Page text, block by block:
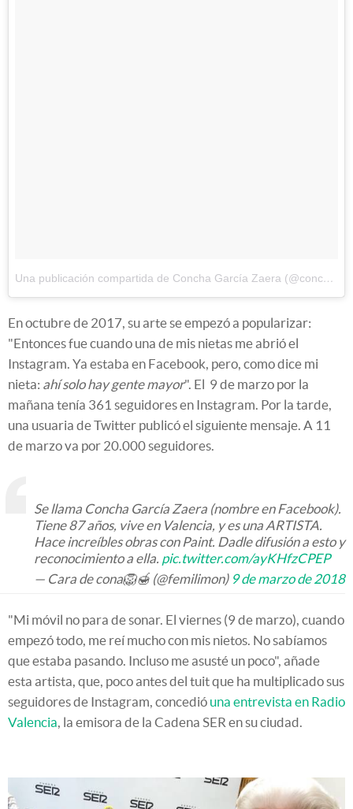
Una publicación compartida de Concha García Zaera (@conchagzaera)
En octubre de 2017, su arte se empezó a popularizar:
"Entonces fue cuando una de mis nietas me abrió el
Instagram. Ya estaba en Facebook, pero, como dice mi
nieta: ahí solo hay gente mayor". El 9 de marzo por la
mañana tenía 361 seguidores en Instagram. Por la tarde,
una usuaria de Twitter publicó el siguiente mensaje. A 11
de marzo va por 20.000 seguidores.
Se llama Concha García Zaera (nombre en Facebook).
Tiene 87 años, vive en Valencia, y es una ARTISTA.
Hace increíbles obras con Paint. Dadle difusión a esto y
reconocimiento a ella. pic.twitter.com/ayKHfzCPEP
— Cara de cona🦁🍯 (@femilimon) 9 de marzo de 2018
"Mi móvil no para de sonar. El viernes (9 de marzo), cuando
empezó todo, me reí mucho con mis nietos. No sabíamos
que estaba pasando. Incluso me asusté un poco", añade
esta artista, que, poco antes del tuit que ha multiplicado sus
seguidores de Instagram, concedió una entrevista en Radio
Valencia, la emisora de la Cadena SER en su ciudad.